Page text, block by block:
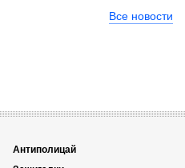
Все новости
Антиполицай